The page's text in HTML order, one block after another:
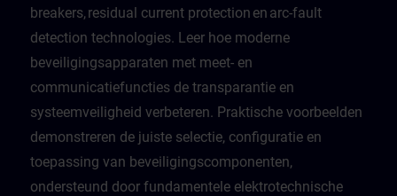
breakers, residual current protection en arc-fault
detection technologies. Leer hoe moderne
beveiligingsapparaten met meet- en
communicatiefuncties de transparantie en
systeemveiligheid verbeteren. Praktische voorbeelden
demonstreren de juiste selectie, configuratie en
toepassing van beveiligingscomponenten,
ondersteund door fundamentele elektrotechnische